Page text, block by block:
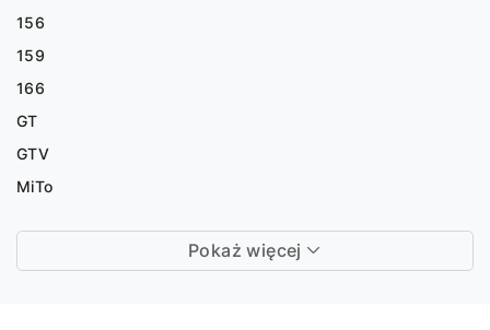
156
159
166
GT
GTV
MiTo
Pokaż więcej